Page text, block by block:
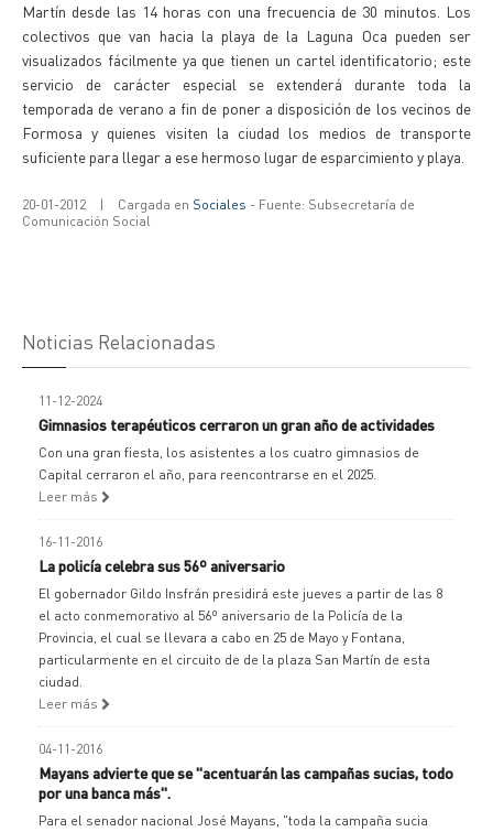
Martín desde las 14 horas con una frecuencia de 30 minutos. Los
colectivos que van hacia la playa de la Laguna Oca pueden ser
visualizados fácilmente ya que tienen un cartel identificatorio; este
servicio de carácter especial se extenderá durante toda la
temporada de verano a fin de poner a disposición de los vecinos de
Formosa y quienes visiten la ciudad los medios de transporte
suficiente para llegar a ese hermoso lugar de esparcimiento y playa.
20-01-2012 | Cargada en Sociales - Fuente: Subsecretaría de
Comunicación Social
Noticias Relacionadas
11-12-2024
Gimnasios terapéuticos cerraron un gran año de actividades
Con una gran fiesta, los asistentes a los cuatro gimnasios de
Capital cerraron el año, para reencontrarse en el 2025.
Leer más
16-11-2016
La policía celebra sus 56º aniversario
El gobernador Gildo Insfrán presidirá este jueves a partir de las 8
el acto conmemorativo al 56º aniversario de la Policía de la
Provincia, el cual se llevara a cabo en 25 de Mayo y Fontana,
particularmente en el circuito de de la plaza San Martín de esta
ciudad.
Leer más
04-11-2016
Mayans advierte que se "acentuarán las campañas sucias, todo
por una banca más".
Para el senador nacional José Mayans, "toda la campaña sucia